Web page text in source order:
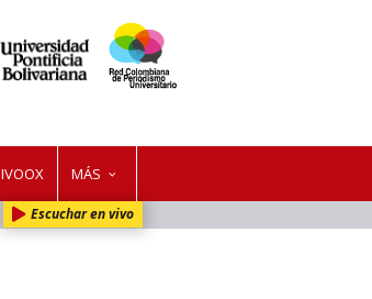
IVOOX MÁS
Escuchar en vivo